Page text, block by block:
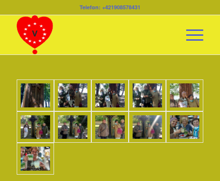
Telefon: +421908578431